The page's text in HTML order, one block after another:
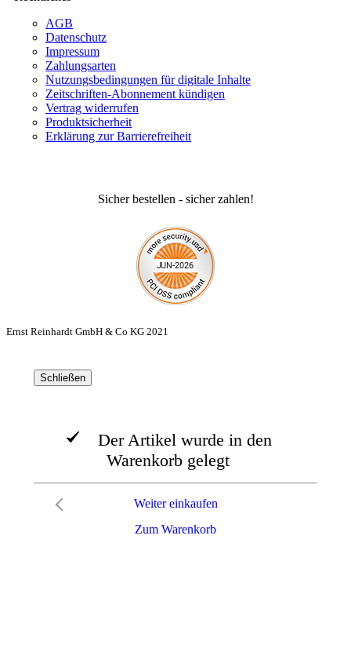
AGB
Datenschutz
Impressum
Zahlungsarten
Nutzungsbedingungen für digitale Inhalte
Zeitschriften-Abonnement kündigen
Vertrag widerrufen
Produktsicherheit
Erklärung zur Barrierefreiheit
Sicher bestellen - sicher zahlen!
Ernst Reinhardt GmbH & Co KG 2021
Schließen
Der Artikel wurde in den
Warenkorb gelegt
Zum Warenkorb
Weiter einkaufen